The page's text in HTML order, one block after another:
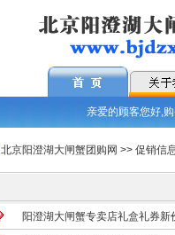
亲爱的顾客您好,
北京阳澄湖大闸蟹团购网 >> 促销信
阳澄湖大闸蟹专卖店礼盒礼券新